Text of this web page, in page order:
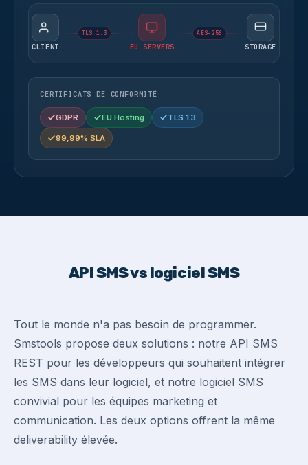
CLIENT
TLS 1.3
EU SERVERS
AES-256
STORAGE
CERTIFICATS DE CONFORMITÉ
GDPR EU Hosting TLS 1.3
99,99% SLA
API SMS vs logiciel SMS
Tout le monde n'a pas besoin de programmer.
Smstools propose deux solutions : notre API SMS
REST pour les développeurs qui souhaitent intégrer
les SMS dans leur logiciel, et notre logiciel SMS
convivial pour les équipes marketing et
communication. Les deux options offrent la même
deliverability élevée.